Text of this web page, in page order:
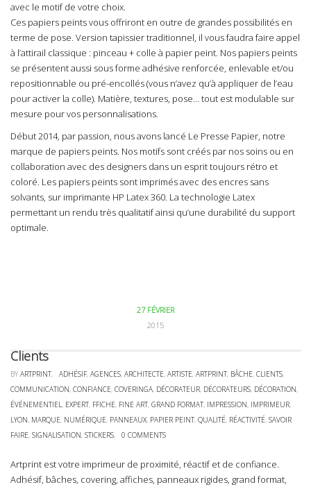
avec le motif de votre choix.
Ces papiers peints vous offriront en outre de grandes possibilités en
terme de pose. Version tapissier traditionnel, il vous faudra faire appel
à l’attirail classique : pinceau + colle à papier peint. Nos papiers peints
se présentent aussi sous forme adhésive renforcée, enlevable et/ou
repositionnable ou pré-encollés (vous n’avez qu’à appliquer de l’eau
pour activer la colle). Matière, textures, pose… tout est modulable sur
mesure pour vos personnalisations.
Début 2014, par passion, nous avons lancé Le Presse Papier, notre
marque de papiers peints. Nos motifs sont créés par nos soins ou en
collaboration avec des designers dans un esprit toujours rétro et
coloré. Les papiers peints sont imprimés avec des encres sans
solvants, sur imprimante HP Latex 360. La technologie Latex
permettant un rendu très qualitatif ainsi qu’une durabilité du support
optimale.
27 FÉVRIER
2015
Clients
BY ARTPRINT, ADHÉSIF, AGENCES, ARCHITECTE, ARTISTE, ARTPRINT, BÂCHE, CLIENTS,
COMMUNICATION, CONFIANCE, COVERINGA, DÉCORATEUR, DÉCORATEURS, DÉCORATION,
ÉVÉNEMENTIEL, EXPERT, FFICHE, FINE ART, GRAND FORMAT, IMPRESSION, IMPRIMEUR,
LYON, MARQUE, NUMÉRIQUE, PANNEAUX, PAPIER PEINT, QUALITÉ, RÉACTIVITÉ, SAVOIR
FAIRE, SIGNALISATION, STICKERS, 0 COMMENTS
Artprint est votre imprimeur de proximité, réactif et de confiance.
Adhésif, bâches, covering, affiches, panneaux rigides, grand format,